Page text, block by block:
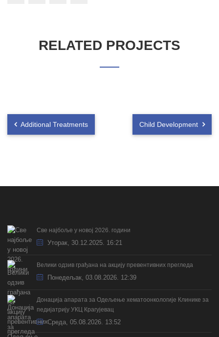
RELATED PROJECTS
Additional Treatments Child Development
Све најбоље у новој 2026. години
Уторак, 30.12.2025. 16:21
Велики одзив грађана на акцију превентивних прегледа
Понедељак, 03.08.2026. 12:39
Донација апарата за Одељење хематоонкологије Клинике за
педијатрију УКЦ Крагујевац
Cреда, 05.08.2026. 13:52